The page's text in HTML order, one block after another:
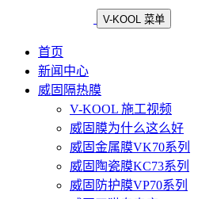
V-KOOL 菜单
首页
新闻中心
威固隔热膜
V-KOOL 施工视频
威固膜为什么这么好
威固金属膜VK70系列
威固陶瓷膜KC73系列
威固防护膜VP70系列